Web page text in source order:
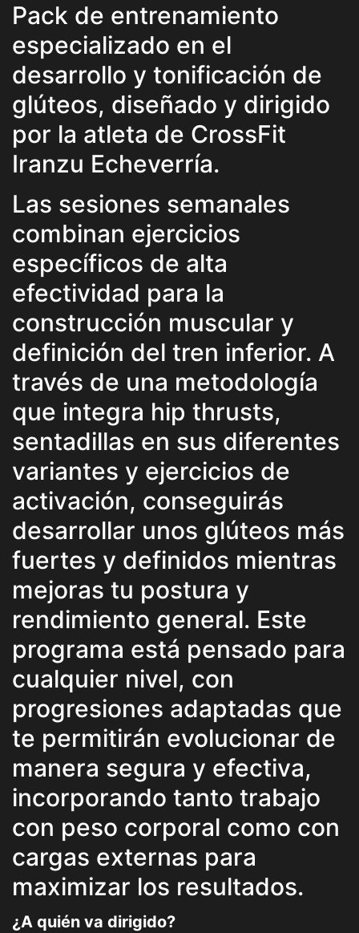
Pack de entrenamiento
especializado en el
desarrollo y tonificación de
glúteos, diseñado y dirigido
por la atleta de CrossFit
Iranzu Echeverría.
Las sesiones semanales
combinan ejercicios
específicos de alta
efectividad para la
construcción muscular y
definición del tren inferior. A
través de una metodología
que integra hip thrusts,
sentadillas en sus diferentes
variantes y ejercicios de
activación, conseguirás
desarrollar unos glúteos más
fuertes y definidos mientras
mejoras tu postura y
rendimiento general. Este
programa está pensado para
cualquier nivel, con
progresiones adaptadas que
te permitirán evolucionar de
manera segura y efectiva,
incorporando tanto trabajo
con peso corporal como con
cargas externas para
maximizar los resultados.
¿A quién va dirigido?